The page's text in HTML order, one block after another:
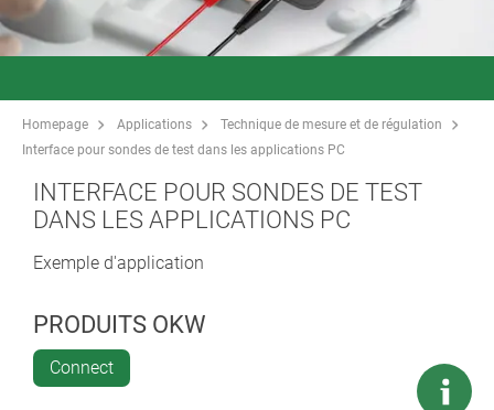
Homepage Applications
Technique de mesure et de régulation
Interface pour sondes de test dans les applications PC
INTERFACE POUR SONDES DE TEST
DANS LES APPLICATIONS PC
Exemple d'application
PRODUITS OKW
Connect